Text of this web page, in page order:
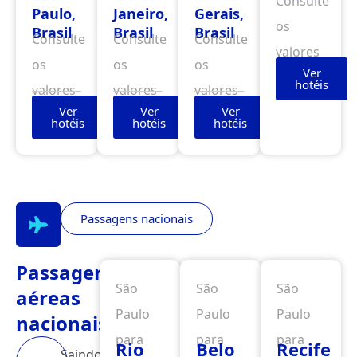
Paulo,
Brasil
Consulte
os
valores
Ver
hotéis
Janeiro,
Brasil
Consulte
os
valores
Ver
hotéis
Gerais,
Brasil
Consulte
os
valores
Ver
hotéis
os
valores
Ver
hotéis
Passagens nacionais
Passagens
aéreas
nacionais
São
Paulo
para
Rio
São
Paulo
para
Belo
São
Paulo
para
Recife